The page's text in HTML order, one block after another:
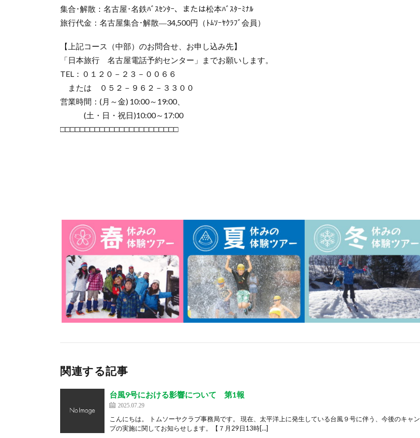
集合･解散：名古屋･名鉄ﾊﾞｽｾﾝﾀｰ、または松本ﾊﾞｽﾀｰﾐﾅﾙ
旅行代金：名古屋集合･解散―34,500円（ﾄﾑｿｰﾔｸﾗﾌﾞ会員）
【上記コース（中部）のお問合せ、お申し込み先】
「日本旅行 名古屋電話予約センター」までお願いします。
TEL：０１２０－２３－００６６
または ０５２－９６２－３３００
営業時間：(月～金) 10:00～19:00、
(土・日・祝日)10:00～17:00
□□□□□□□□□□□□□□□□□□□□□□□□
関連する記事
台風9号における影響について 第1報
2025.07.29
こんにちは。 トムソーヤクラブ事務局です。 現在、太平洋上に発生している台風９号に伴う、今後のキャン
プの実施に関してお知らせします。【７月29日13時[…]